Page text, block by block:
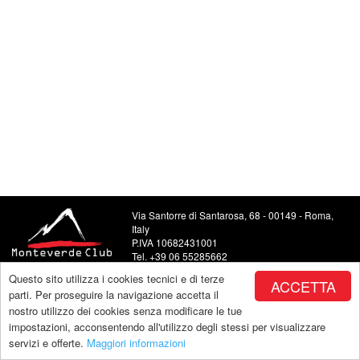
ACCETTA
Questo sito utilizza i cookies tecnici e di terze
parti. Per proseguire la navigazione accetta il
nostro utilizzo dei cookies senza modificare le tue
impostazioni, acconsentendo all'utilizzo degli stessi per visualizzare
servizi e offerte. Maggiori informazioni
Via Santorre di Santarosa, 68 - 00149 - Roma,
Italy
P.IVA 10682431001
Tel. +39 06 55285662
Food and Beverage +39 06 5504443
E-mail: info@monteverdeclub.it
Copyright by Monteverde |powered by Makeitapp